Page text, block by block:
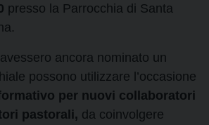
presso la Parrocchia di Santa
ancora nominato un
possono utilizzare l’occasione
per nuovi collaboratori
pastorali, da coinvolgere